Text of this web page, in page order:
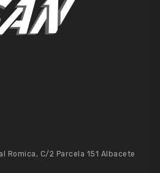
Romica, C/2 Parcela 151 Albacete